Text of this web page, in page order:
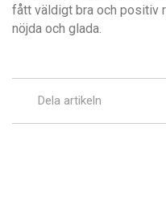
fått väldigt bra och positiv
nöjda och glada.
Dela artikeln